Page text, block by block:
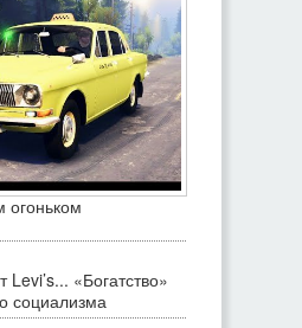
огоньком
Levi’s... «Богатство»
социализма